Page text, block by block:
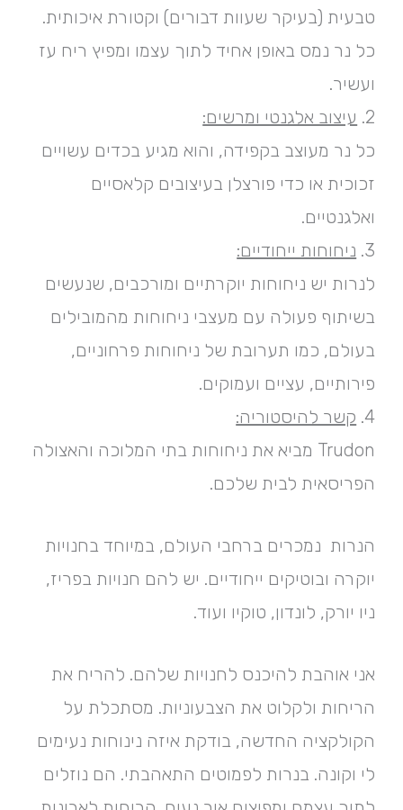
טבעית (בעיקר שעוות דבורים) וקטורת איכותית.
כל נר נמס באופן אחיד לתוך עצמו ומפיץ ריח עז
ועשיר.
2. עיצוב אלגנטי ומרשים:
כל נר מעוצב בקפידה, והוא מגיע בכדים עשויים
זכוכית או כדי פורצלן בעיצובים קלאסיים
ואלגנטיים.
3. ניחוחות ייחודיים:
לנרות יש ניחוחות יוקרתיים ומורכבים, שנעשים
בשיתוף פעולה עם מעצבי ניחוחות מהמובילים
בעולם, כמו תערובת של ניחוחות פרחוניים,
פירותיים, עציים ועמוקים.
4. קשר להיסטוריה:
Trudon מביא את ניחוחות בתי המלוכה והאצולה
הפריסאית לבית שלכם.
הנרות נמכרים ברחבי העולם, במיוחד בחנויות
יוקרה ובוטיקים ייחודיים. יש להם חנויות בפריז,
ניו יורק, לונדון, טוקיו ועוד.
אני אוהבת להיכנס לחנויות שלהם. להריח את
הריחות ולקלוט את הצבעוניות. מסתכלת על
הקולקציה החדשה, בודקת איזה נינוחות נעימים
לי וקונה. בנרות לפמוטים התאהבתי. הם נוזלים